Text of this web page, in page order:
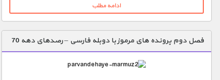
ادامه مطلب
فصل دوم پرونده های مرموز با دوبله فارسی – رصدهای دهه 70